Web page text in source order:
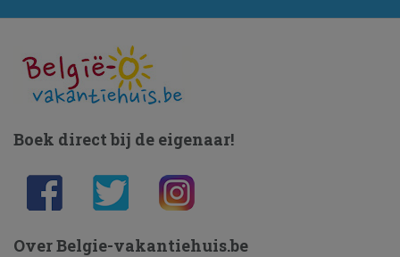
Boek direct bij de eigenaar!
Over Belgie-vakantiehuis.be